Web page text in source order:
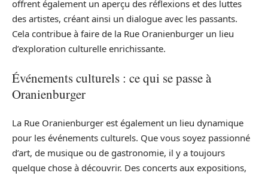
offrent également un aperçu des réflexions et des luttes
des artistes, créant ainsi un dialogue avec les passants.
Cela contribue à faire de la Rue Oranienburger un lieu
d’exploration culturelle enrichissante.
Événements culturels : ce qui se passe à
Oranienburger
La Rue Oranienburger est également un lieu dynamique
pour les événements culturels. Que vous soyez passionné
d’art, de musique ou de gastronomie, il y a toujours
quelque chose à découvrir. Des concerts aux expositions,